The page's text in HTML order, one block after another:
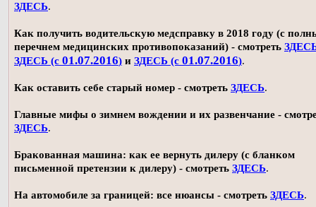
ЗДЕСЬ.
Как получить водительскую медсправку в 2018 году (с
перечнем медицинских противопоказаний) - смотреть
ЗДЕСЬ (с 01.07.2016) и ЗДЕСЬ (с 01.07.2016).
Как оставить себе старый номер - смотреть ЗДЕСЬ.
Главные мифы о зимнем вождении и их развенчание -
ЗДЕСЬ.
Бракованная машина: как ее вернуть дилеру (с бланком
письменной претензии к дилеру) - смотреть ЗДЕСЬ.
На автомобиле за границей: все нюансы - смотреть ЗДЕСЬ.